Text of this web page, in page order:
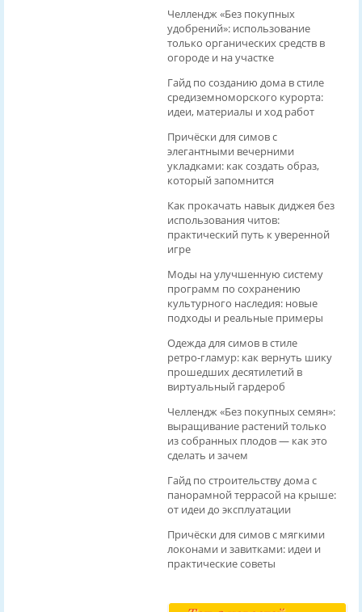
Челлендж «Без покупных
удобрений»: использование
только органических средств в
огороде и на участке
Гайд по созданию дома в стиле
средиземноморского курорта:
идеи, материалы и ход работ
Причёски для симов с
элегантными вечерними
укладками: как создать образ,
который запомнится
Как прокачать навык диджея без
использования читов:
практический путь к уверенной
игре
Моды на улучшенную систему
программ по сохранению
культурного наследия: новые
подходы и реальные примеры
Одежда для симов в стиле
ретро‑гламур: как вернуть шику
прошедших десятилетий в
виртуальный гардероб
Челлендж «Без покупных семян»:
выращивание растений только
из собранных плодов — как это
сделать и зачем
Гайд по строительству дома с
панорамной террасой на крыше:
от идеи до эксплуатации
Причёски для симов с мягкими
локонами и завитками: идеи и
практические советы